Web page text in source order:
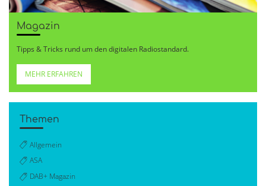
Magazin
Tipps & Tricks rund um den digitalen Radiostandard.
MEHR ERFAHREN
Themen
Allgemein
ASA
DAB+ Magazin